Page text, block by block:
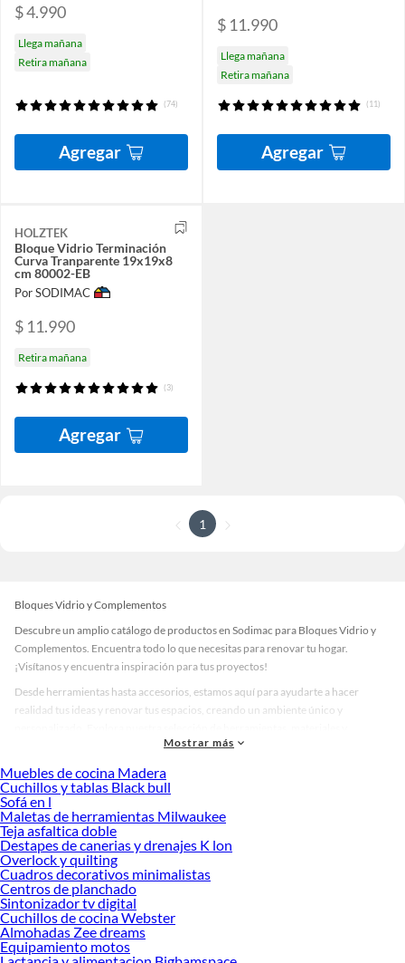
$ 4.990
Llega mañana
Retira mañana
(74)
Agregar
$ 11.990
Llega mañana
Retira mañana
(11)
Agregar
HOLZTEK
Bloque Vidrio Terminación
Curva Tranparente 19x19x8
cm 80002-EB
Por SODIMAC
$ 11.990
Retira mañana
(3)
Agregar
1
Bloques Vidrio y Complementos
Descubre un amplio catálogo de productos en Sodimac para Bloques Vidrio y
Complementos. Encuentra todo lo que necesitas para renovar tu hogar.
¡Visítanos y encuentra inspiración para tus proyectos!
Desde herramientas hasta accesorios, estamos aquí para ayudarte a hacer
realidad tus ideas y renovar tus espacios, creando un ambiente único y
accesorios de calidad que te ayudarán a crear un espacio más tú.
Desde remodelaciones hasta proyectos de decoración, estamos aquí para hacer
tus ideas realidad. ¡Visítanos y encuentra todo lo que tenemos para ofrecerte en
Bloques Vidrio y Complementos!
Explora la variedad de productos de Bloques Vidrio y Complementos en
Sodimac
Herramientas, materiales y accesorios de calidad para tus proyectos y
renovación de espacios. ¡Visítanos y descubre todo lo que tenemos para
ofrecerte!
Encuentra una amplia variedad de productos de Bloques Vidrio y
Complementos en Sodimac. Encuentra todo lo necesario para tus proyectos de
Mostrar más
Muebles de cocina Madera
Cuchillos y tablas Black bull
Sofá en l
Maletas de herramientas Milwaukee
Teja asfaltica doble
Destapes de canerias y drenajes K lon
Overlock y quilting
Cuadros decorativos minimalistas
Centros de planchado
Sintonizador tv digital
Cuchillos de cocina Webster
Almohadas Zee dreams
Equipamiento motos